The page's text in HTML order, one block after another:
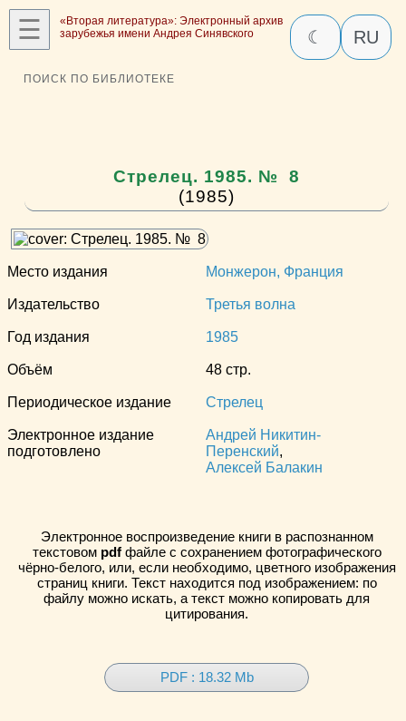
☰
«Вторая литература»: Электронный архив
зарубежья имени Андрея Синявского
☾ RU
ПОИСК ПО БИБЛИОТЕКЕ
Стрелец. 1985. № 8
(1985)
Место издания Монжерон, Франция
Издательство Третья волна
Год издания 1985
Объём 48 стр.
Периодическое издание Стрелец
Электронное издание
подготовлено
Андрей Никитин-
Перенский,
Алексей Балакин
Электронное воспроизведение книги в распознанном
текстовом pdfфайле с сохранением фотографического
чёрно-белого, или, если необходимо, цветного изображения
страниц книги. Текст находится под изображением: по
файлу можно искать, а текст можно копировать для
цитирования.
PDF : 18.32 Mb